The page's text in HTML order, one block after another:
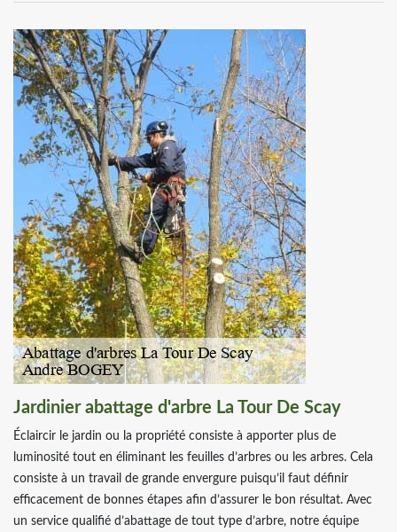
Jardinier abattage d'arbre La Tour De Scay
Éclaircir le jardin ou la propriété consiste à apporter plus de
luminosité tout en éliminant les feuilles d’arbres ou les arbres. Cela
consiste à un travail de grande envergure puisqu’il faut définir
efficacement de bonnes étapes afin d’assurer le bon résultat. Avec
un service qualifié d’abattage de tout type d’arbre, notre équipe